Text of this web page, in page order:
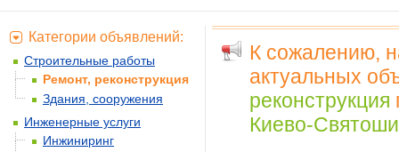
К сожалению,
актуальных
реконструкция
Киево-
Категории объявлений:
Строительные работы
Ремонт, реконструкция
Здания, сооружения
Инженерные услуги
Инжиниринг